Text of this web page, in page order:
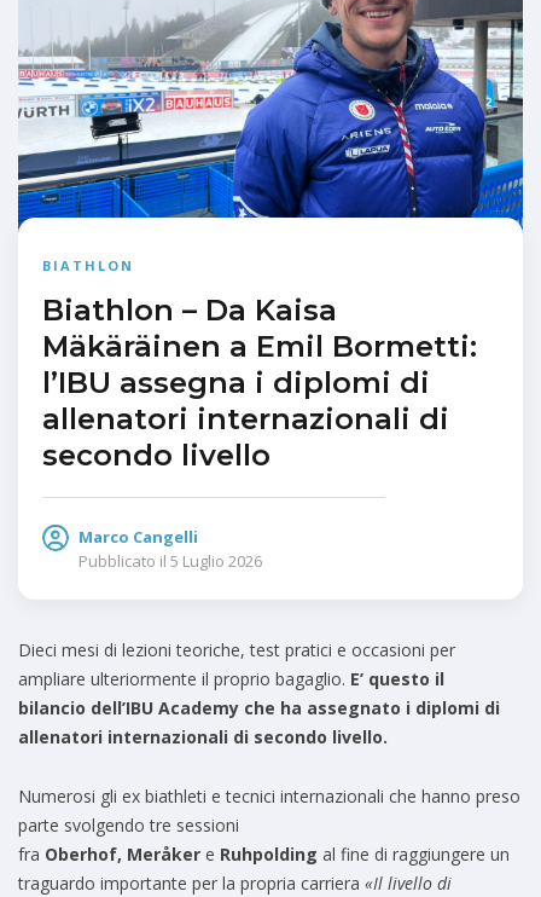
BIATHLON
Biathlon – Da Kaisa
Mäkäräinen a Emil Bormetti:
l’IBU assegna i diplomi di
allenatori internazionali di
secondo livello
Marco Cangelli
Pubblicato il 5 Luglio 2026
Dieci mesi di lezioni teoriche, test pratici e occasioni per
ampliare ulteriormente il proprio bagaglio. E’ questo il
bilancio dell’IBU Academy che ha assegnato i diplomi di
allenatori internazionali di secondo livello.
Numerosi gli ex biathleti e tecnici internazionali che hanno preso
parte svolgendo tre sessioni
fra Oberhof, Meråker e Ruhpolding al fine di raggiungere un
traguardo importante per la propria carriera «Il livello di